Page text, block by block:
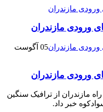
ورودی مازندران
05 آگوست
ورودی مازندران
مازندران از ترافیک سنگین
خبر داد.